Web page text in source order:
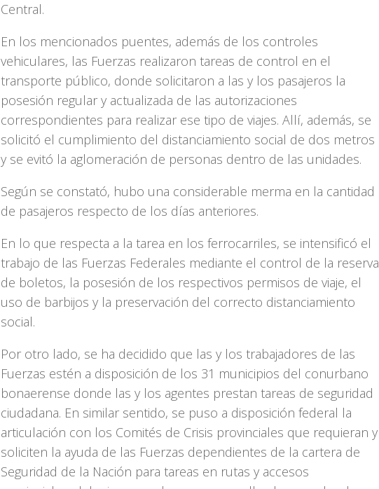
Central.
En los mencionados puentes, además de los controles
vehiculares, las Fuerzas realizaron tareas de control en el
transporte público, donde solicitaron a las y los pasajeros la
posesión regular y actualizada de las autorizaciones
correspondientes para realizar ese tipo de viajes. Allí, además, se
solicitó el cumplimiento del distanciamiento social de dos metros
y se evitó la aglomeración de personas dentro de las unidades.
Según se constató, hubo una considerable merma en la cantidad
de pasajeros respecto de los días anteriores.
En lo que respecta a la tarea en los ferrocarriles, se intensificó el
trabajo de las Fuerzas Federales mediante el control de la reserva
de boletos, la posesión de los respectivos permisos de viaje, el
uso de barbijos y la preservación del correcto distanciamiento
social.
Por otro lado, se ha decidido que las y los trabajadores de las
Fuerzas estén a disposición de los 31 municipios del conurbano
bonaerense donde las y los agentes prestan tareas de seguridad
ciudadana. En similar sentido, se puso a disposición federal la
articulación con los Comités de Crisis provinciales que requieran y
soliciten la ayuda de las Fuerzas dependientes de la cartera de
Seguridad de la Nación para tareas en rutas y accesos